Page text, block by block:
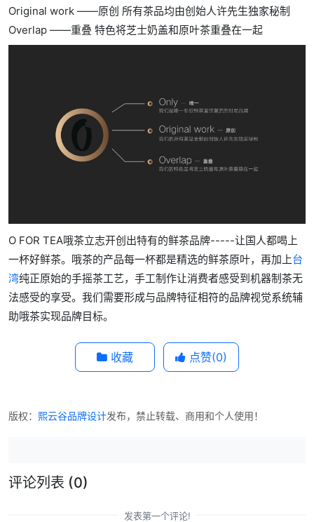
Original work ——原创 所有茶品均由创始人许先生独家秘制
Overlap ——重叠 特色将芝士奶盖和原叶茶重叠在一起
O FOR TEA哦茶立志开创出特有的鲜茶品牌-----让国人都喝上
一杯好鲜茶。哦茶的产品每一杯都是精选的鲜茶原叶，再加上台
湾纯正原始的手摇茶工艺，手工制作让消费者感受到机器制茶无
法感受的享受。我们需要形成与品牌特征相符的品牌视觉系统辅
助哦茶实现品牌目标。
收藏 点赞(0)
版权： 熙云谷品牌设计发布，禁止转载、商用和个人使用！
评论列表 (0)
发表第一个评论!